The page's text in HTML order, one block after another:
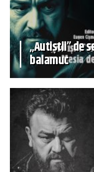
„Autiștii” de
balamuc